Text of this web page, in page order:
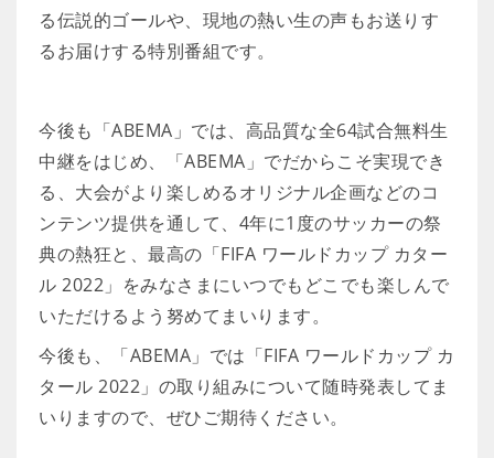
る伝説的ゴールや、現地の熱い生の声もお送りす
るお届けする特別番組です。
今後も「ABEMA」では、高品質な全64試合無料生
中継をはじめ、「ABEMA」でだからこそ実現でき
る、大会がより楽しめるオリジナル企画などのコ
ンテンツ提供を通して、4年に1度のサッカーの祭
典の熱狂と、最高の「FIFA ワールドカップ カター
ル 2022」をみなさまにいつでもどこでも楽しんで
いただけるよう努めてまいります。
今後も、「ABEMA」では「FIFA ワールドカップ カ
タール 2022」の取り組みについて随時発表してま
いりますので、ぜひご期待ください。